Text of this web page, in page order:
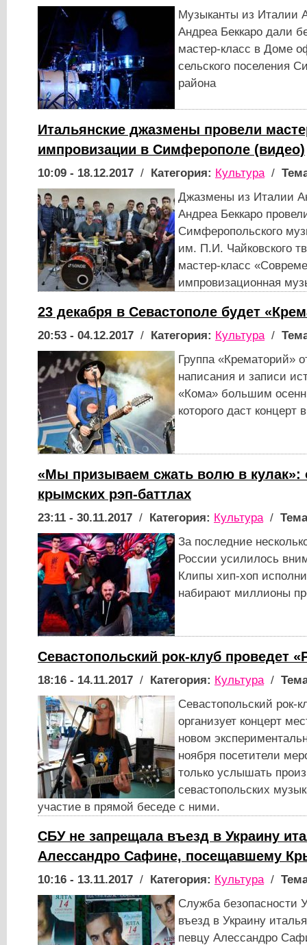
Музыканты из Италии
Андреа Беккаро дали
мастер-класс в Доме
сельского поселения
района
Итальянские джазмены провели
импровизации в Симферополе (видео)
10:09 - 18.12.2017 / Категория: Культура/
Джазмены из Италии
Андреа Беккаро
Симферопольского
им. П.И. Чайковского
мастер-класс
импровизационная
23 декабря в Севастополе будет
20:53 - 04.12.2017 / Категория: Культура/
Группа «Крематорий»
написания и записи
«Кома» большим
которого даст концерт
«Мы призываем сжать волю в кулак»:
крымских рэп-баттлах
23:11 - 30.11.2017 / Категория: Культура/
За последние
России усилилось
Клипы хип-хоп
набирают миллионы
Севастопольский рок-клуб проведет
18:16 - 14.11.2017 / Категория: Культура/
Севастопольский рок-
организует концерт
новом
ноября посетители
только услышать
севастопольских
участие в прямой беседе с ними.
СБУ не запрещала въезд в Украину
Алессандро Сафине, посещавшему
10:16 - 13.11.2017 / Категория: Культура/
Служба безопасности
въезд в Украину
певцу Алессандро